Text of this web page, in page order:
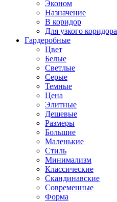
Эконом
Назначение
В коридор
Для узкого коридора
Гардеробные
Цвет
Белые
Светлые
Серые
Темные
Цена
Элитные
Дешевые
Размеры
Большие
Маленькие
Стиль
Минимализм
Классические
Скандинавские
Современные
Форма